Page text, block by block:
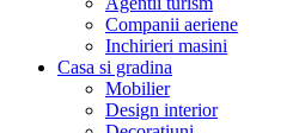
Companii aeriene
Inchirieri masini
Casa si gradina
Mobilier
Design interior